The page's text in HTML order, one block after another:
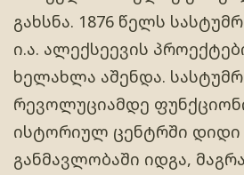
გახსნა. 1876 წელს
ი.ა. ალექსეევის
ხელახლა აშენდა.
რევოლუციამდე
ისტორიულ ცენტრში დიდი
განმავლობაში იდგა,